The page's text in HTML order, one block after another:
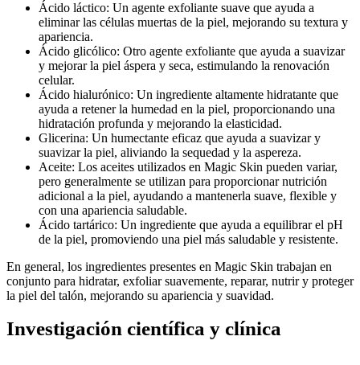
Ácido láctico: Un agente exfoliante suave que ayuda a
eliminar las células muertas de la piel, mejorando su textura y
apariencia.
Ácido glicólico: Otro agente exfoliante que ayuda a suavizar
y mejorar la piel áspera y seca, estimulando la renovación
celular.
Ácido hialurónico: Un ingrediente altamente hidratante que
ayuda a retener la humedad en la piel, proporcionando una
hidratación profunda y mejorando la elasticidad.
Glicerina: Un humectante eficaz que ayuda a suavizar y
suavizar la piel, aliviando la sequedad y la aspereza.
Aceite: Los aceites utilizados en Magic Skin pueden variar,
pero generalmente se utilizan para proporcionar nutrición
adicional a la piel, ayudando a mantenerla suave, flexible y
con una apariencia saludable.
Ácido tartárico: Un ingrediente que ayuda a equilibrar el pH
de la piel, promoviendo una piel más saludable y resistente.
En general, los ingredientes presentes en Magic Skin trabajan en
conjunto para hidratar, exfoliar suavemente, reparar, nutrir y proteger
la piel del talón, mejorando su apariencia y suavidad.
Investigación científica y clínica